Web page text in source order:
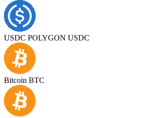
USDC POLYGON USDC
Bitcoin BTC